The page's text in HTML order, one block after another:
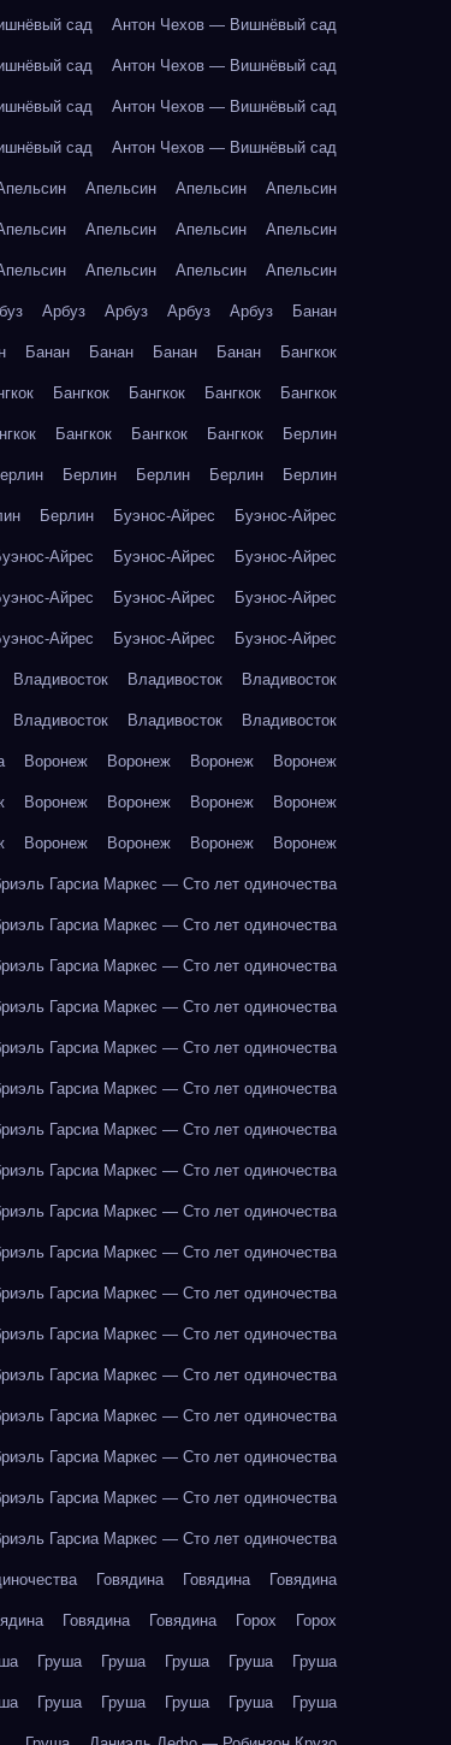
сад Антон Чехов — Вишнёвый сад
сад Антон Чехов — Вишнёвый сад
сад Антон Чехов — Вишнёвый сад
сад Антон Чехов — Вишнёвый сад
Апельсин Апельсин Апельсин
Апельсин Апельсин Апельсин
Апельсин Апельсин Апельсин
Арбуз Арбуз Арбуз Арбуз Банан
Банан Банан Банан Банан Бангкок
Бангкок Бангкок Бангкок Бангкок
Бангкок Бангкок Бангкок Берлин
Берлин Берлин Берлин Берлин
Берлин Буэнос-Айрес Буэнос-Айрес
Айрес Буэнос-Айрес Буэнос-Айрес
Айрес Буэнос-Айрес Буэнос-Айрес
Айрес Буэнос-Айрес Буэнос-Айрес
Владивосток Владивосток Владивосток
Владивосток Владивосток Владивосток
Воронеж Воронеж Воронеж Воронеж
Воронеж Воронеж Воронеж Воронеж
Воронеж Воронеж Воронеж Воронеж
Гарсиа Маркес — Сто лет одиночества
Гарсиа Маркес — Сто лет одиночества
Гарсиа Маркес — Сто лет одиночества
Гарсиа Маркес — Сто лет одиночества
Гарсиа Маркес — Сто лет одиночества
Гарсиа Маркес — Сто лет одиночества
Гарсиа Маркес — Сто лет одиночества
Гарсиа Маркес — Сто лет одиночества
Гарсиа Маркес — Сто лет одиночества
Гарсиа Маркес — Сто лет одиночества
Гарсиа Маркес — Сто лет одиночества
Гарсиа Маркес — Сто лет одиночества
Гарсиа Маркес — Сто лет одиночества
Гарсиа Маркес — Сто лет одиночества
Гарсиа Маркес — Сто лет одиночества
Гарсиа Маркес — Сто лет одиночества
Гарсиа Маркес — Сто лет одиночества
Говядина Говядина Говядина
Говядина Говядина Горох Горох
Груша Груша Груша Груша Груша
Груша Груша Груша Груша Груша